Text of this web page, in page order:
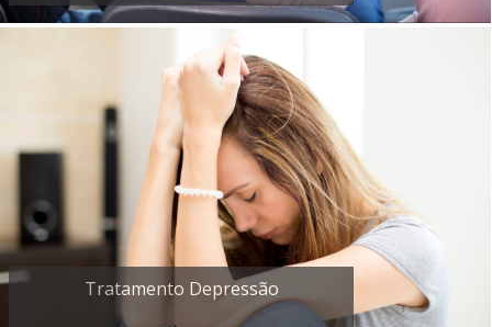
Tratamento Depressão